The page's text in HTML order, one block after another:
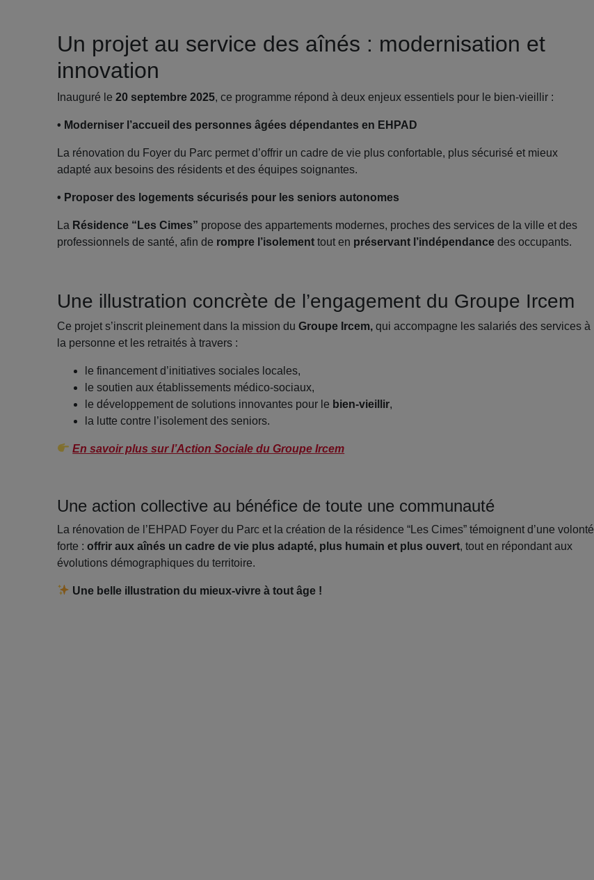
Un projet au service des aînés : modernisation et
innovation
Inauguré le 20 septembre 2025, ce programme répond à deux enjeux essentiels pour le bien‑vieillir :
• Moderniser l’accueil des personnes âgées dépendantes en EHPAD
La rénovation du Foyer du Parc permet d’offrir un cadre de vie plus confortable, plus sécurisé et mieux
adapté aux besoins des résidents et des équipes soignantes.
• Proposer des logements sécurisés pour les seniors autonomes
La Résidence “Les Cimes” propose des appartements modernes, proches des services de la ville et des
professionnels de santé, afin de rompre l’isolement tout en préservant l’indépendance des occupants.
Une illustration concrète de l’engagement du Groupe Ircem
Ce projet s’inscrit pleinement dans la mission du Groupe Ircem, qui accompagne les salariés des services à
la personne et les retraités à travers :
le financement d’initiatives sociales locales,
le soutien aux établissements médico‑sociaux,
le développement de solutions innovantes pour le bien‑vieillir,
la lutte contre l’isolement des seniors.
En savoir plus sur l’Action Sociale du Groupe Ircem
Une action collective au bénéfice de toute une communauté
La rénovation de l’EHPAD Foyer du Parc et la création de la résidence “Les Cimes” témoignent d’une volonté
forte : offrir aux aînés un cadre de vie plus adapté, plus humain et plus ouvert, tout en répondant aux
évolutions démographiques du territoire.
Une belle illustration du mieux‑vivre à tout âge !